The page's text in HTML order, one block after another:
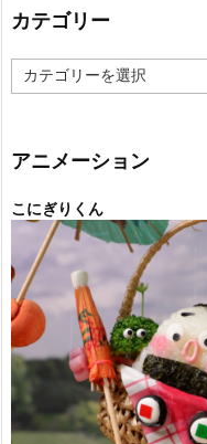
カテゴリー
テ
ー
アニメーション
こにぎりくん